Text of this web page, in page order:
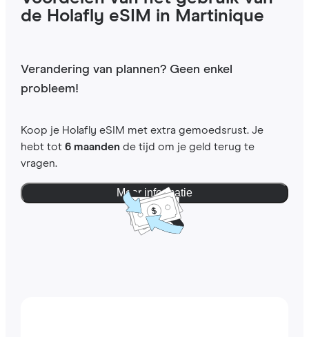
de Holafly eSIM in Martinique
Verandering van plannen? Geen enkel
probleem!
Koop je Holafly eSIM met extra gemoedsrust. Je
hebt tot 6 maandende tijd om je geld terug te
vragen.
Meer informatie